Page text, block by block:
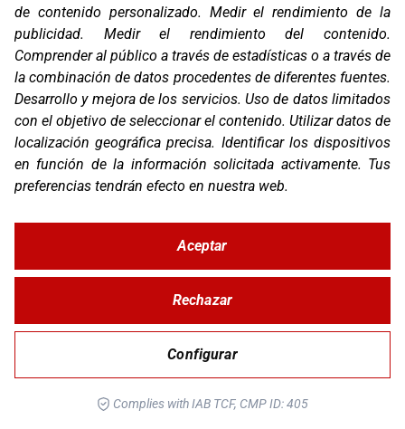
OS-BASE KTM 790 / 890
OS-BASE KTM 690 / HUSQ 701 / GG 700
de contenido personalizado. Medir el rendimiento de la
publicidad. Medir el rendimiento del contenido.
Comprender al público a través de estadísticas o a través de
la combinación de datos procedentes de diferentes fuentes.
Desarrollo y mejora de los servicios.Uso de datos limitados
con el objetivo de seleccionar el contenido. Utilizar datos de
localización geográfica precisa. Identificar los dispositivos
en función de la información solicitada activamente. Tus
preferencias tendrán efecto en nuestra web.
Configurar
Rechazar
Aceptar
Complies with IAB TCF, CMP ID: 405